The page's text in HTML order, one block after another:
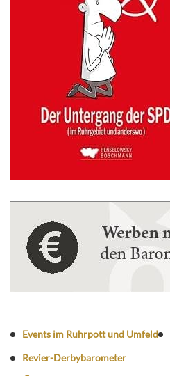
Events im Ruhrpott und Umfeld
Revier-Derbybarometer